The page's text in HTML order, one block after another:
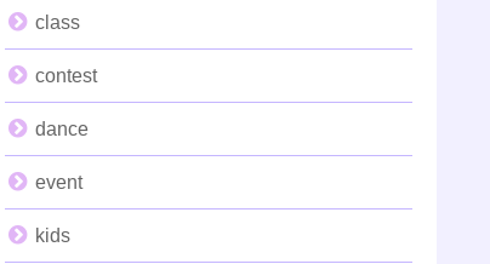
class
contest
dance
event
kids